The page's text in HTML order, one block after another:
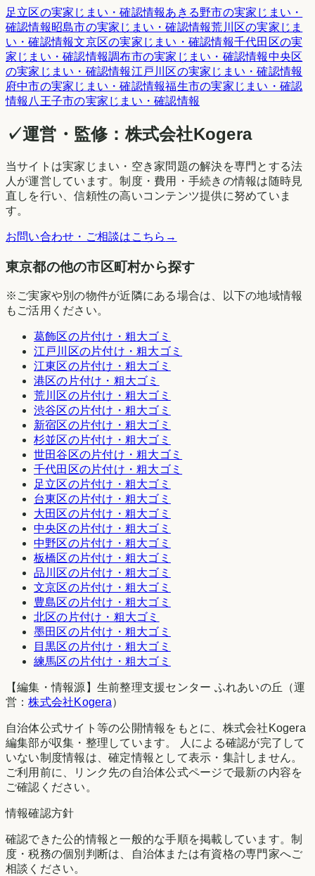
足立区の実家じまい・確認情報あきる野市の実家じまい・
確認情報昭島市の実家じまい・確認情報荒川区の実家じま
い・確認情報文京区の実家じまい・確認情報千代田区の実
家じまい・確認情報調布市の実家じまい・確認情報中央区
の実家じまい・確認情報江戸川区の実家じまい・確認情報
府中市の実家じまい・確認情報福生市の実家じまい・確認
情報 八王子市の実家じまい・確認情報
✓運営・監修：株式会社Kogera
当サイトは実家じまい・空き家問題の解決を専門とする法
人が運営しています。制度・費用・手続きの情報は随時見
直しを行い、信頼性の高いコンテンツ提供に努めていま
す。
お問い合わせ・ご相談はこちら →
東京都の他の市区町村から探す
※ご実家や別の物件が近隣にある場合は、以下の地域情報
もご活用ください。
葛飾区の片付け・粗大ゴミ
江戸川区の片付け・粗大ゴミ
江東区の片付け・粗大ゴミ
港区の片付け・粗大ゴミ
荒川区の片付け・粗大ゴミ
渋谷区の片付け・粗大ゴミ
新宿区の片付け・粗大ゴミ
杉並区の片付け・粗大ゴミ
世田谷区の片付け・粗大ゴミ
千代田区の片付け・粗大ゴミ
足立区の片付け・粗大ゴミ
台東区の片付け・粗大ゴミ
大田区の片付け・粗大ゴミ
中央区の片付け・粗大ゴミ
中野区の片付け・粗大ゴミ
板橋区の片付け・粗大ゴミ
品川区の片付け・粗大ゴミ
文京区の片付け・粗大ゴミ
豊島区の片付け・粗大ゴミ
北区の片付け・粗大ゴミ
墨田区の片付け・粗大ゴミ
目黒区の片付け・粗大ゴミ
練馬区の片付け・粗大ゴミ
【編集・情報源】生前整理支援センター ふれあいの丘（運
営：株式会社Kogera）
自治体公式サイト等の公開情報をもとに、株式会社Kogera
編集部が収集・整理しています。 人による確認が完了して
いない制度情報は、確定情報として表示・集計しません。
ご利用前に、リンク先の自治体公式ページで最新の内容を
ご確認ください。
情報確認方針
確認できた公的情報と一般的な手順を掲載しています。制
度・税務の個別判断は、自治体または有資格の専門家へご
相談ください。